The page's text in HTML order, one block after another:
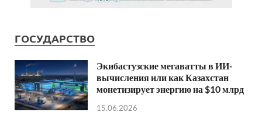
ГОСУДАРСТВО
Экибастузские мегаватты в ИИ-
вычисления или как Казахстан
монетизирует энергию на $10 млрд
15.06.2026